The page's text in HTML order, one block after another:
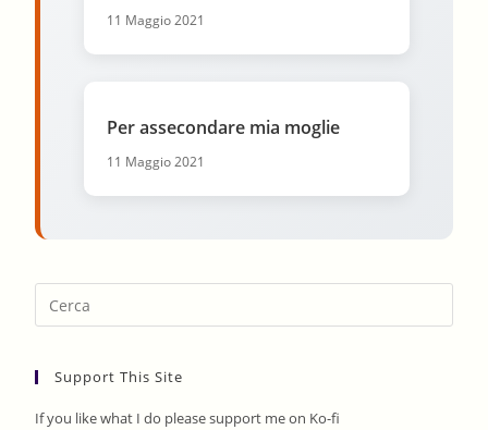
11 Maggio 2021
Per assecondare mia moglie
11 Maggio 2021
Support This Site
If you like what I do please support me on Ko-fi